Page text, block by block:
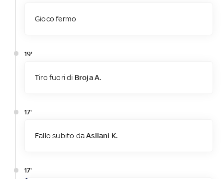
Gioco fermo
19'
Tiro fuori di Broja A.
17'
Fallo subito daAsllani K.
17'